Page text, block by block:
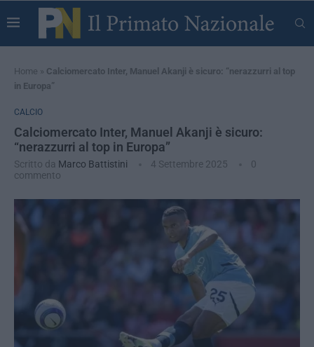
Home » Calciomercato Inter, Manuel Akanji è sicuro: “nerazzurri al top
in Europa”
CALCIO
Calciomercato Inter, Manuel Akanji è sicuro:
“nerazzurri al top in Europa”
Scritto da Marco Battistini 4 Settembre 2025
0
commento